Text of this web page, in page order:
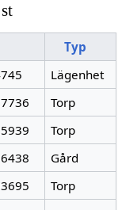
Typ
Lägenhet
Torp
Torp
Gård
Torp